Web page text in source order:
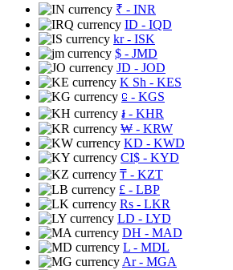
₹ - INR
ID - IQD
kr- ISK
$ - JMD
JD - JOD
K Sh - KES
⃀ - KGS
៛ - KHR
₩ - KRW
KD - KWD
CI$ - KYD
₸ - KZT
£ - LBP
Rs - LKR
LD - LYD
DH - MAD
L - MDL
Ar- MGA